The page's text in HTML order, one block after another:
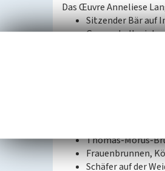
Das Œuvre Anneliese
Sitzender Bär auf
Gruppe
Die Ratinger
Relief säen und
Gustorfer
Töpferdenkmal,
Fußfallstationen,
Franziskus-
Energie-
Thomas-Morus-
Frauenbrunnen,
Schäfer auf der